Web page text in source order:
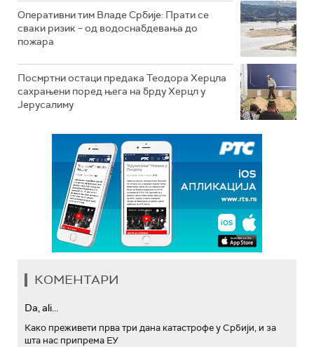
Оперативни тим Владе Србије: Прати се
сваки ризик – од водоснабдевања до
пожара
Посмртни остаци предака Теодора Херцла
сахрањени поред њега на брду Херцл у
Јерусалиму
КОМЕНТАРИ
Da, ali...
Како преживети прва три дана катастрофе у Србији, и за
шта нас припрема ЕУ